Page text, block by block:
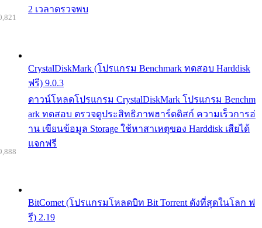
2 เวลาตรวจพบ
CrystalDiskMark (โปรแกรม Benchmark ทดสอบ Harddisk
ฟรี) 9.0.3
ดาวน์โหลดโปรแกรม CrystalDiskMark โปรแกรม Benchm
ark ทดสอบ ตรวจดูประสิทธิภาพฮาร์ดดิสก์ ความเร็วการอ่
าน เขียนข้อมูล Storage ใช้หาสาเหตุของ Harddisk เสียได้
แจกฟรี
BitComet (โปรแกรมโหลดบิท Bit Torrent ดังที่สุดในโลก ฟ
รี) 2.19